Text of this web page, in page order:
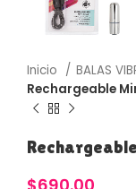
Inicio
BALAS
Rechargeable